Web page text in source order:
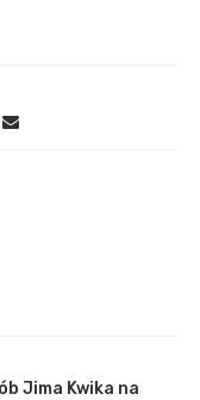
Jima Kwika na